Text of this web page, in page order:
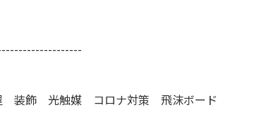
飾 光触媒 コロナ対策 飛沫ボード